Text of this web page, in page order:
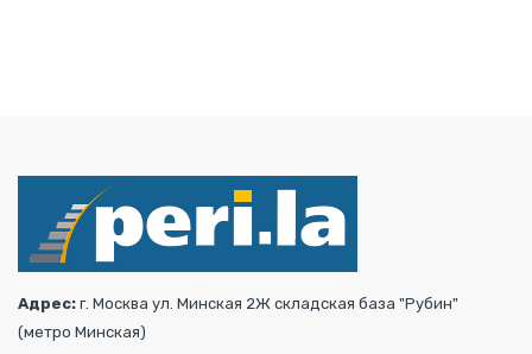
Адрес: г. Москва ул. Минская 2Ж складская база "Рубин"
(метро Минская)